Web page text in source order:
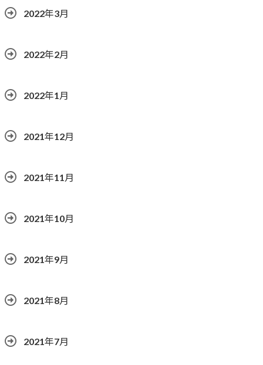
2022年3月
2022年2月
2022年1月
2021年12月
2021年11月
2021年10月
2021年9月
2021年8月
2021年7月